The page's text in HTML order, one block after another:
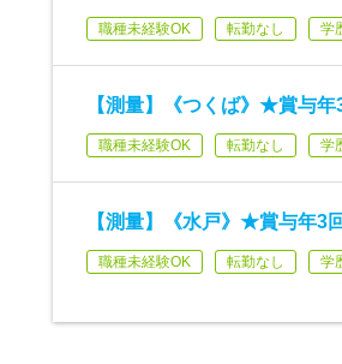
職種未経験OK 転勤なし 学
【測量】《つくば》★賞与
職種未経験OK 転勤なし 学
【測量】《水戸》★賞与年
職種未経験OK 転勤なし 学